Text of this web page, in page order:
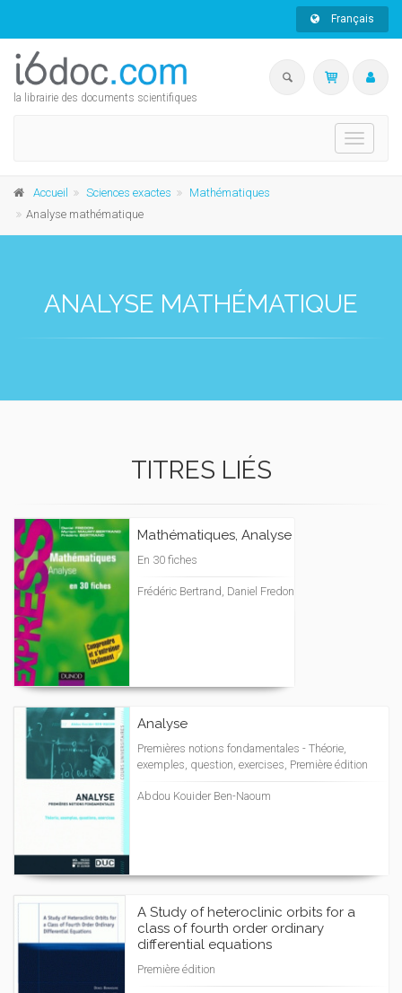
Français
la librairie des documents scientifiques
Toggle
Accueil Sciences exactes
Mathématiques
Analyse mathématique
ANALYSE MATHÉMATIQUE
TITRES LIÉS
Mathématiques, Analyse
En 30 fiches
Frédéric Bertrand, Daniel Fredon
Analyse
Premières notions fondamentales - Théorie,
exemples, question, exercises, Première édition
Abdou Kouider Ben-Naoum
A Study of heteroclinic orbits for a
class of fourth order ordinary
differential equations
Première édition